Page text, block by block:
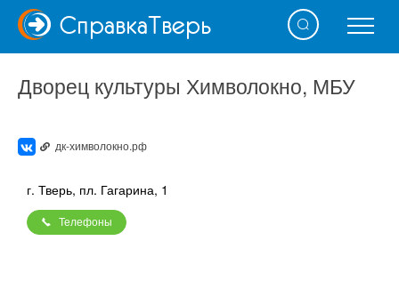
СправкаТверь
Дворец культуры Химволокно, МБУ
дк-химволокно.рф
г. Тверь, пл. Гагарина, 1
Телефоны